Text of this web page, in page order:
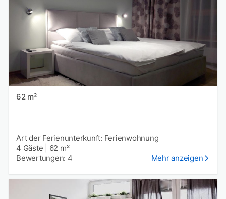
62 m²
Art der Ferienunterkunft: Ferienwohnung
4 Gäste
62 m²
Bewertungen: 4
Mehr anzeigen